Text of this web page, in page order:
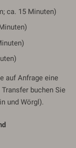
ca. 15 Minuten)
auf Anfrage eine
buchen Sie
und Wörgl).